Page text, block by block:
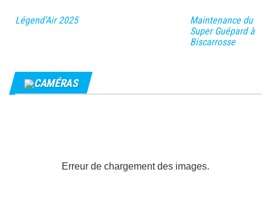
Légend’Air 2025
Maintenance du
Super Guépard à
Biscarrosse
CAMÉRAS
Erreur de chargement des images.